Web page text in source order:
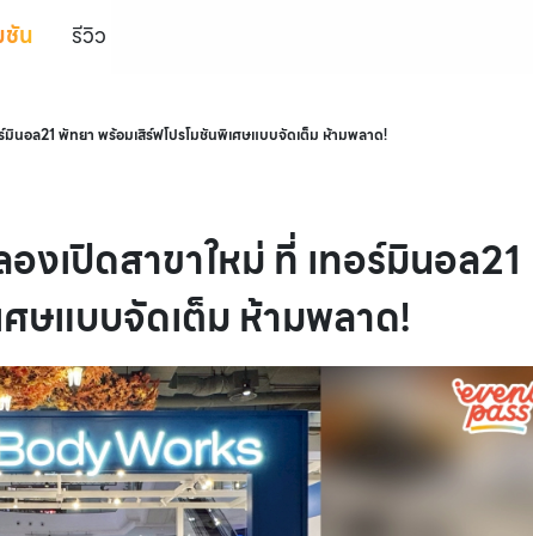
ชัน รีวิว
นอล21 พัทยา พร้อมเสิร์ฟโปรโมชันพิเศษแบบจัดเต็ม ห้ามพลาด!
เปิดสาขาใหม่ ที่ เทอร์มินอล21
ษแบบจัดเต็ม ห้ามพลาด!